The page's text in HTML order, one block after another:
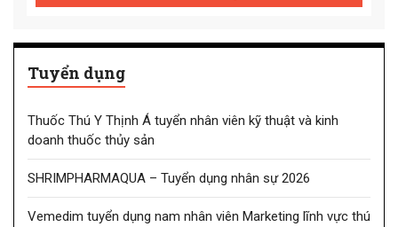
Tuyển dụng
Thuốc Thú Y Thịnh Á tuyển nhân viên kỹ thuật và kinh
doanh thuốc thủy sản
SHRIMPHARMAQUA – Tuyển dụng nhân sự 2026
Vemedim tuyển dụng nam nhân viên Marketing lĩnh vực thú